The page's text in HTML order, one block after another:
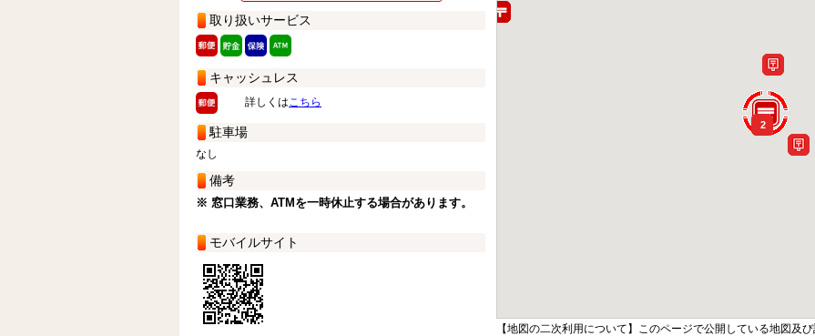
取り扱いサービス
キャッシュレス
詳しくはこちら
駐車場
なし
備考
※ 窓口業務、ATMを一時休止する場合があります。
モバイルサイト
2
【地図の二次利用について】このページで公開している地図及